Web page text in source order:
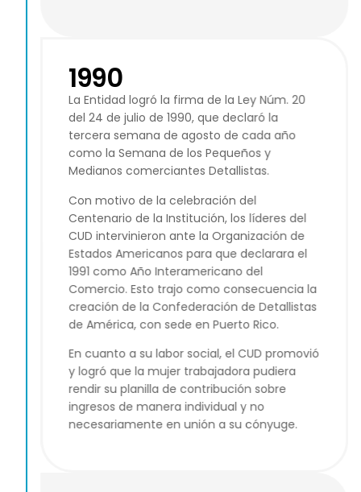
1990
La Entidad logró la firma de la Ley Núm. 20
del 24 de julio de 1990, que declaró la
tercera semana de agosto de cada año
como la Semana de los Pequeños y
Medianos comerciantes Detallistas.
Con motivo de la celebración del
Centenario de la Institución, los líderes del
CUD intervinieron ante la Organización de
Estados Americanos para que declarara el
1991 como Año Interamericano del
Comercio. Esto trajo como consecuencia la
creación de la Confederación de Detallistas
de América, con sede en Puerto Rico.
En cuanto a su labor social, el CUD promovió
y logró que la mujer trabajadora pudiera
rendir su planilla de contribución sobre
ingresos de manera individual y no
necesariamente en unión a su cónyuge.